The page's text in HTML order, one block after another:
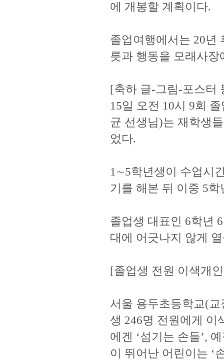
에 개봉할 계획이다.
졸업여행에서는 20년
릇과 행동을 모래사
[축하 글-그림-포스터
15일 오전 10시 9회
균 선생님)는 재학생
었다.
1∼5학년생이 수업시
기를 해본 뒤 이중 5
졸업생 대표인 6학년
대에 어긋나지 않게
[졸업생 전원 이색개
서울 용두초등학교(
생 246명 전원에게 이
에겐 ‘섬기는 손들’,
이 뛰어난 어린이는 ‘